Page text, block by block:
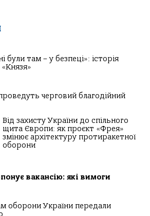
були там – у безпеці»: історія
черговий благодійний
Від захисту України до спільного
щита Європи: як проєкт «Фрея»
змінює архітектуру протиракетної
оборони
вакансію: які вимоги
оборони України передали